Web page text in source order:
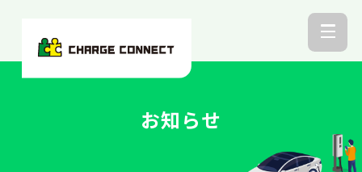
お知らせ